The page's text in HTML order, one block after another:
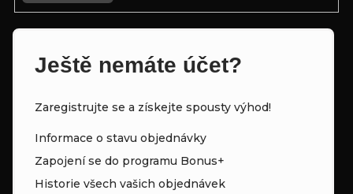
Ještě nemáte účet?
Zaregistrujte se a získejte spousty výhod!
Informace o stavu objednávky
Zapojení se do programu Bonus+
Historie všech vašich objednávek